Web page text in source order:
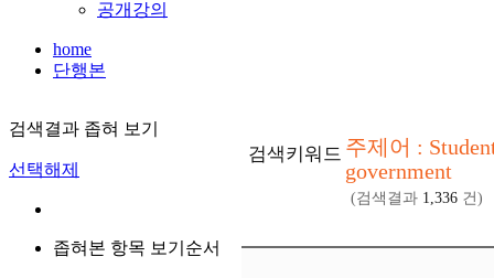
공개강의
home
단행본
검색결과 좁혀 보기
선택해제
좁혀본 항목 보기순서
검색키워드 주제어 :
government
(검색결과 1,336 건)